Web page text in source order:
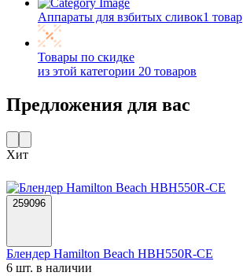
Аппараты для взбитых сливок1 товар
Товары по скидке
из этой категории 20 товаров
Предложения для вас
Хит
259096
Блендер Hamilton Beach HBH550R-CE
6 шт. в наличии